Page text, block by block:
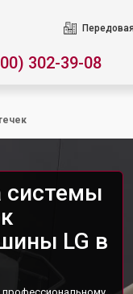
302-39-08
системы
LG в